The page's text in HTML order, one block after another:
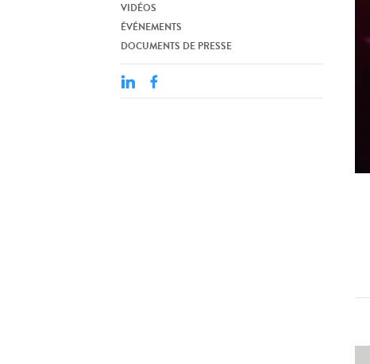
VIDÉOS
ÉVÉNEMENTS
DOCUMENTS DE PRESSE